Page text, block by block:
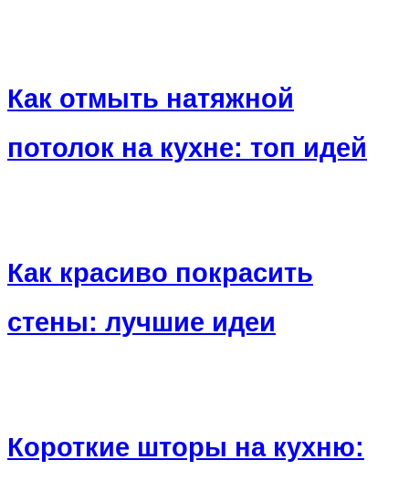
Как отмыть натяжной
потолок на кухне: топ идей
Как красиво покрасить
стены: лучшие идеи
Короткие шторы на кухню: